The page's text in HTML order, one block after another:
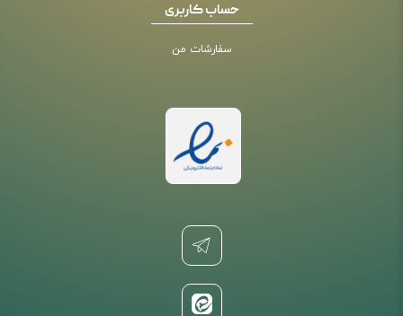
حساب کاربری
سفارشات من